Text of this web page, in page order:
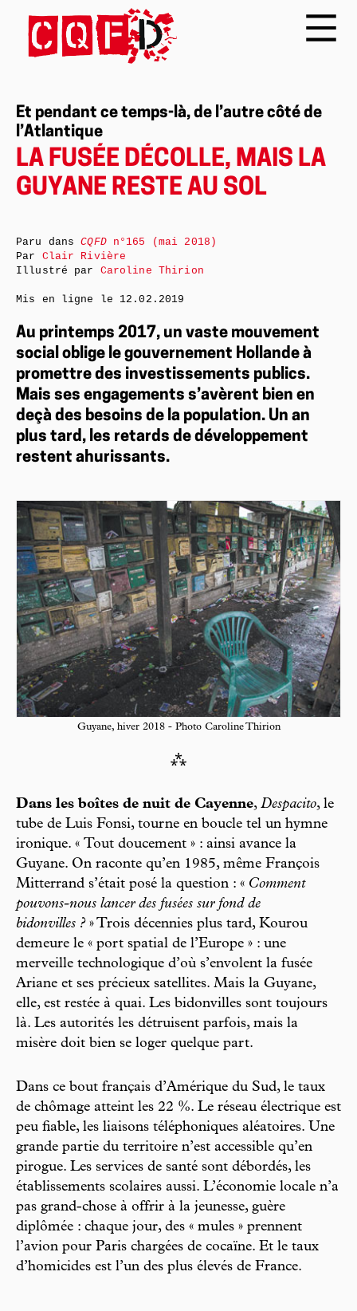
Et pendant ce temps-là, de l’autre côté de
l’Atlantique
LA FUSÉE DÉCOLLE, MAIS LA
GUYANE RESTE AU SOL
Au printemps 2017, un vaste mouvement
social oblige le gouvernement Hollande à
promettre des investissements publics.
Mais ses engagements s’avèrent bien en
deçà des besoins de la population. Un an
plus tard, les retards de développement
restent ahurissants.
Guyane, hiver 2018 - Photo Caroline Thirion
⁂
Dans les boîtes de nuit de Cayenne, Despacito, le
tube de Luis Fonsi, tourne en boucle tel un hymne
ironique. « Tout doucement » : ainsi avance la
Guyane. On raconte qu’en 1985, même François
Mitterrand s’était posé la question : « Comment
pouvons-nous lancer des fusées sur fond de
bidonvilles ?» Trois décennies plus tard, Kourou
demeure le « port spatial de l’Europe » : une
merveille technologique d’où s’envolent la fusée
Ariane et ses précieux satellites. Mais la Guyane,
elle, est restée à quai. Les bidonvilles sont toujours
là. Les autorités les détruisent parfois, mais la
misère doit bien se loger quelque part.
Dans ce bout français d’Amérique du Sud, le taux
de chômage atteint les 22 %. Le réseau électrique est
peu fiable, les liaisons téléphoniques aléatoires. Une
grande partie du territoire n’est accessible qu’en
pirogue. Les services de santé sont débordés, les
établissements scolaires aussi. L’économie locale n’a
pas grand-chose à offrir à la jeunesse, guère
diplômée : chaque jour, des « mules » prennent
l’avion pour Paris chargées de cocaïne. Et le taux
d’homicides est l’un des plus élevés de France.
Paru dansCQFDn°165 (mai 2018)
Par Clair Rivière
Illustré par Caroline Thirion
Mis en ligne le 12.02.2019